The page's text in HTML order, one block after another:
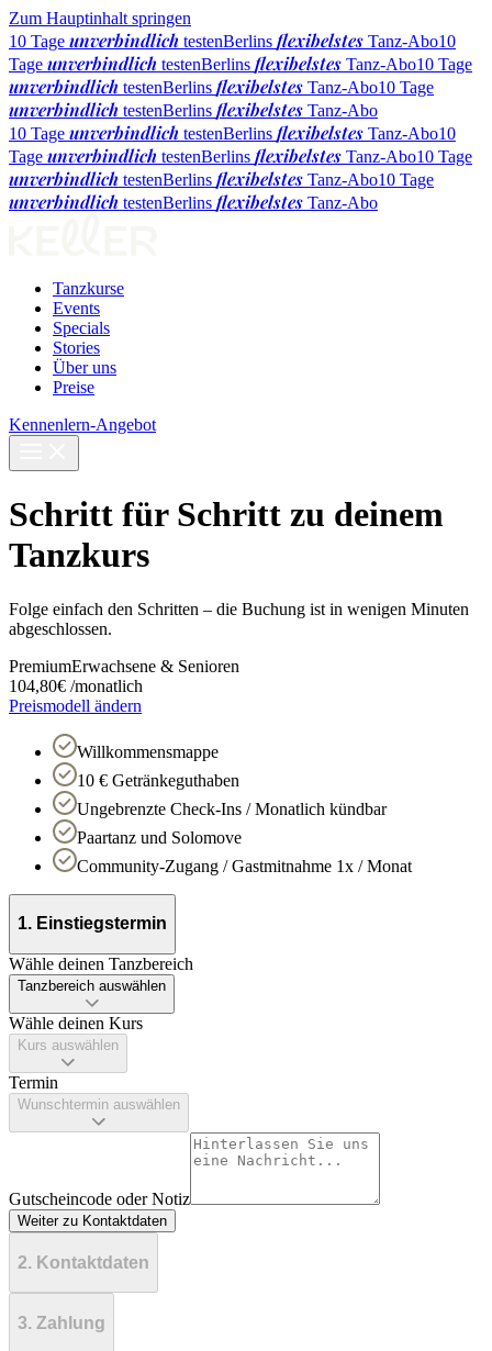
Zum Hauptinhalt springen
10 Tage unverbindlich testenBerlins flexibelstes Tanz-Abo10
Tage unverbindlich testenBerlins flexibelstes Tanz-Abo10 Tage
unverbindlich testenBerlins flexibelstes Tanz-Abo10 Tage
unverbindlich testenBerlins flexibelstes Tanz-Abo
10 Tage unverbindlich testenBerlins flexibelstes Tanz-Abo10
Tage unverbindlich testenBerlins flexibelstes Tanz-Abo10 Tage
unverbindlich testenBerlins flexibelstes Tanz-Abo10 Tage
unverbindlich testenBerlins flexibelstes Tanz-Abo
Tanzkurse
Events
Specials
Stories
Über uns
Preise
Kennenlern-Angebot
Schritt für Schritt zu deinem
Tanzkurs
Folge einfach den Schritten – die Buchung ist in wenigen Minuten
abgeschlossen.
PremiumErwachsene & Senioren
104,80€ /monatlich
Preismodell ändern
Willkommensmappe
10 € Getränkeguthaben
Ungebrenzte Check-Ins / Monatlich kündbar
Paartanz und Solomove
Community-Zugang / Gastmitnahme 1x / Monat
1. Einstiegstermin
Wähle deinen Tanzbereich
Tanzbereich auswählen
Wähle deinen Kurs
Kurs auswählen
Termin
Wunschtermin auswählen
Gutscheincode oder Notiz
Weiter zu Kontaktdaten
2. Kontaktdaten
3. Zahlung